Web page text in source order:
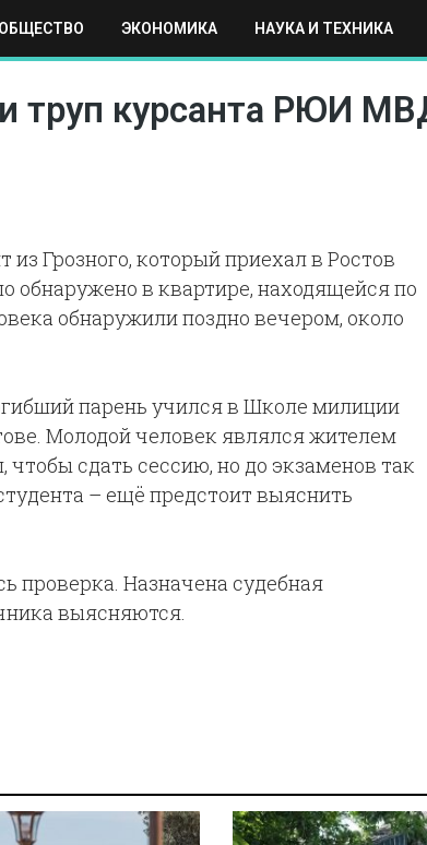
ОБЩЕСТВО ЭКОНОМИКА НАУКА И ТЕХНИКА
СПОРТ МОСКВА РЕГИОНЫ МИР
труп курсанта РЮИ
Грозного, который приехал в Ростов
обнаружено в квартире, находящейся по
обнаружили поздно вечером, около
парень учился в Школе милиции
Молодой человек являлся жителем
чтобы сдать сессию, но до экзаменов так
– ещё предстоит выяснить
проверка. Назначена судебная
выясняются.